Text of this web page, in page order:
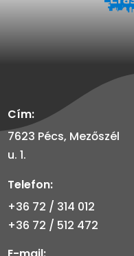
Cím:
7623 Pécs, Mezőszél
u. 1.
Telefon:
+36 72 / 314 012
+36 72 / 512 472